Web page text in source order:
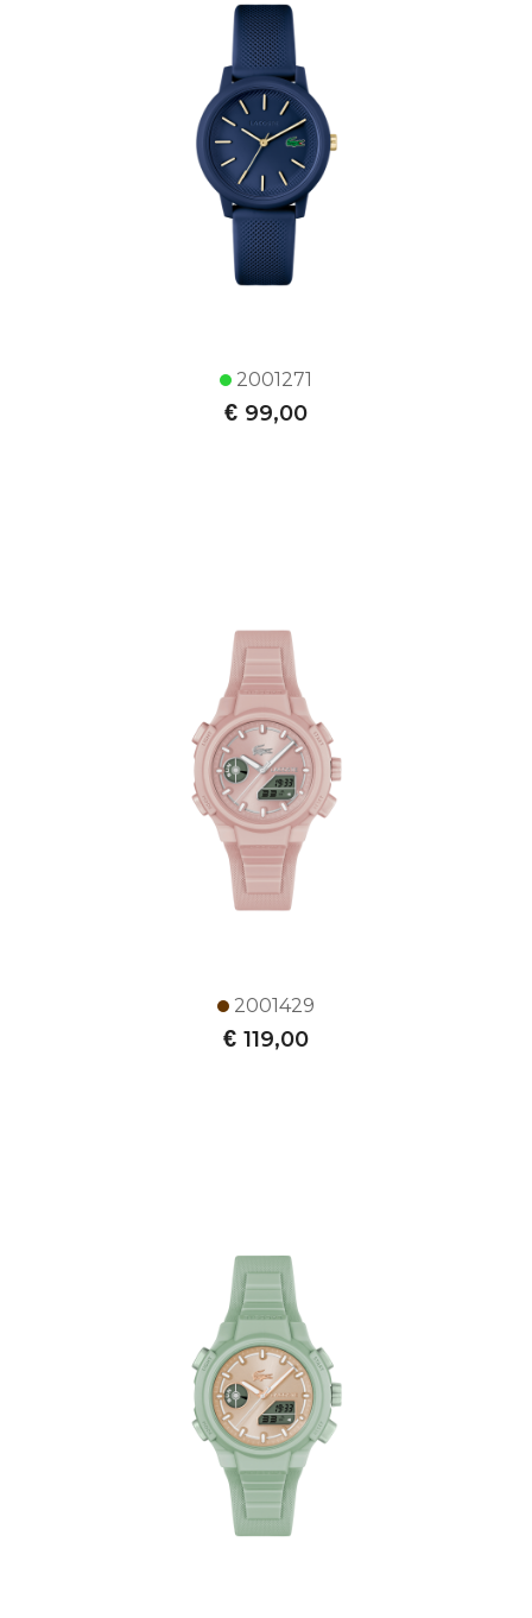
2001271
€ 99,00
2001429
€ 119,00